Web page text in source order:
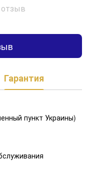
Гарантия
пункт Украины)